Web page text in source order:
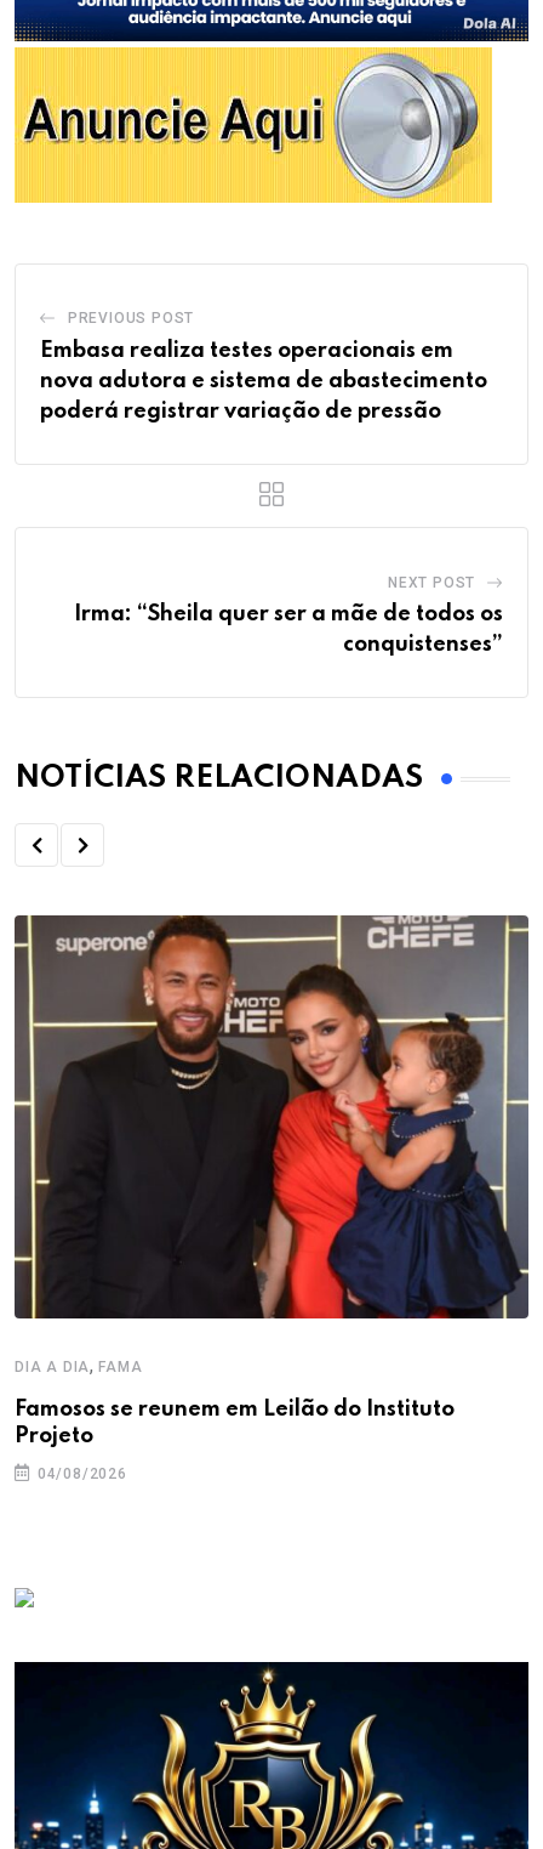
PREVIOUS POST
Embasa realiza testes operacionais em
nova adutora e sistema de abastecimento
poderá registrar variação de pressão
NEXT POST
Irma: “Sheila quer ser a mãe de todos os
conquistenses”
NOTÍCIAS RELACIONADAS
DIA A DIA,FAMA
Famosos se reunem em Leilão do Instituto
Projeto
04/08/2026